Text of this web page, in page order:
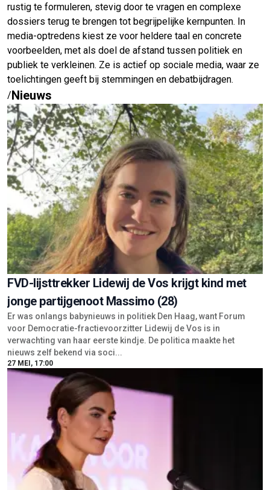
rustig te formuleren, stevig door te vragen en complexe
dossiers terug te brengen tot begrijpelijke kernpunten. In
media-optredens kiest ze voor heldere taal en concrete
voorbeelden, met als doel de afstand tussen politiek en
publiek te verkleinen. Ze is actief op sociale media, waar ze
toelichtingen geeft bij stemmingen en debatbijdragen.
/Nieuws
FVD-lijsttrekker Lidewij de Vos krijgt kind met
jonge partijgenoot Massimo (28)
Er was onlangs babynieuws in politiek Den Haag, want Forum
voor Democratie-fractievoorzitter Lidewij de Vos is in
verwachting van haar eerste kindje. De politica maakte het
nieuws zelf bekend via soci...
27 MEI, 17:00